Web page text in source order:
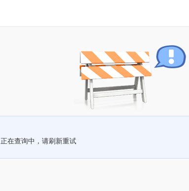
正在查询中，请刷新重试